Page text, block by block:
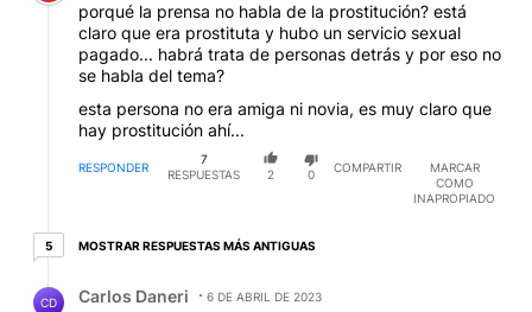
porqué la prensa no habla de la prostitución? está
claro que era prostituta y hubo un servicio sexual
pagado... habrá trata de personas detrás y por eso no
se habla del tema?
esta persona no era amiga ni novia, es muy claro que
hay prostitución ahí...
RESPONDER
7
RESPUESTAS
2 0
COMPARTIR
MARCAR
COMO
INAPROPIADO
55 respuestas más antiguas
MOSTRAR RESPUESTAS MÁS ANTIGUAS
CD Carlos Daneri
6 DE ABRIL DE 2023